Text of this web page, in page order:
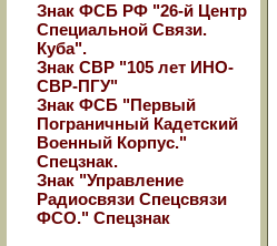
Знак ФСБ РФ "26-й Центр
Специальной Связи.
Куба".
Знак СВР "105 лет ИНО-
СВР-ПГУ"
Знак ФСБ "Первый
Пограничный Кадетский
Военный Корпус."
Спецзнак.
Знак "Управление
Радиосвязи Спецсвязи
ФСО." Спецзнак